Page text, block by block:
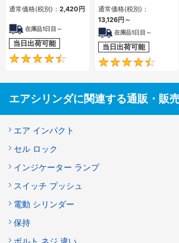
シリーズ
通常価格(税別)： 2,420 円
在庫品1日目～
当日出荷可能
4.5
通常価格(税別)：
13,126円 ～
在庫品1日目～
当日出荷可能
エアシリンダに関連する通販・販
エア インパクト
セル ロック
インジケーター ランプ
スイッチ プッシュ
電動 シリンダー
保持
ボルト ネジ 違い